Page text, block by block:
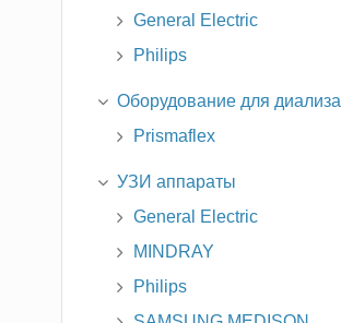
General Electric
Philips
Оборудование для диализа
Prismaflex
УЗИ аппараты
General Electric
MINDRAY
Philips